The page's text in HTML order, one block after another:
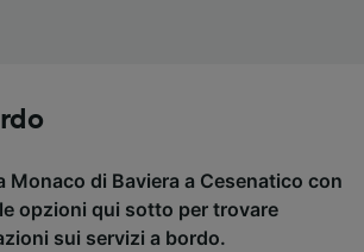
Monaco di Baviera a Cesenatico con
opzioni qui sotto per trovare
sui servizi a bordo.